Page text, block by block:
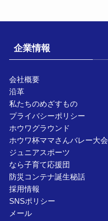
企業情報
会社概要
沿革
私たちのめざすもの
プライバシーポリシー
ホウワグラウンド
ホウワ杯ママさんバレー大会
ジュニアスポーツ
なら子育て応援団
防災コンテナ誕生秘話
採用情報
SNSポリシー
メール